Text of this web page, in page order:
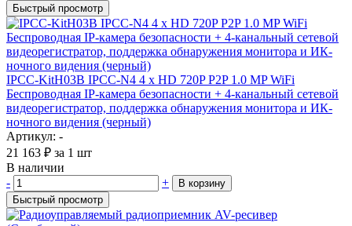
Быстрый просмотр
IPCC-KitH03B IPCC-N4 4 x HD 720P P2P 1.0 MP WiFi
Беспроводная IP-камера безопасности + 4-канальный сетевой
видеорегистратор, поддержка обнаружения монитора и ИК-
ночного видения (черный)
Артикул: -
21 163 ₽ за 1 шт
В наличии
-
+
В корзину
Быстрый просмотр